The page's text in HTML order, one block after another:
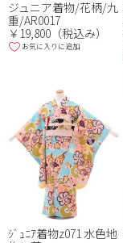
ジュニア着物/花柄/九
重/AR0017
￥19,800（税込み）
お気に入りに追加
ｼﾞｭﾆｱ着物z071 水色地